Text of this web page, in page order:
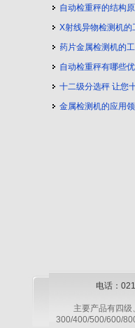
自动检重秤的结构
X射线异物检测机的
自动检重秤有哪些
十二级分选秤 让您
金属检测机的应用
电话：
主要产品有四
300/400/500/600/